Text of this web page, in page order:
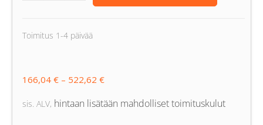
Toimitus 1-4 päivää
166,04 € – 522,62 €
sis. ALV, hintaan lisätään mahdolliset toimituskulut